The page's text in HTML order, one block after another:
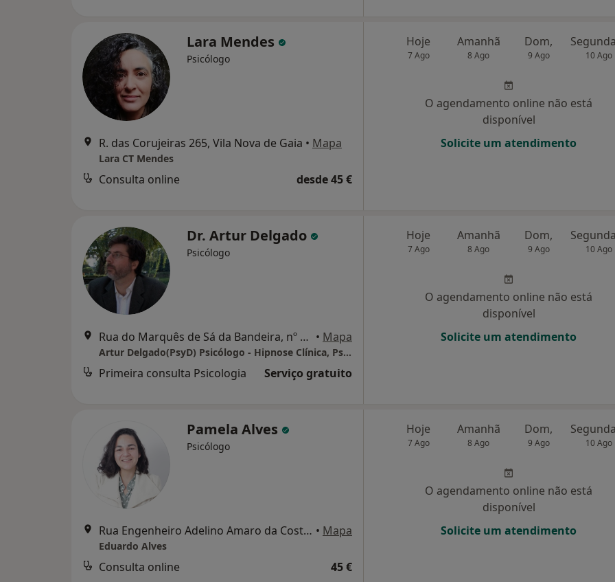
Lara Mendes
Psicólogo
R. das Corujeiras 265, Vila Nova de Gaia • Mapa
Lara CT Mendes
Consulta online desde 45 €
Hoje
7 Ago
Amanhã
8 Ago
Dom,
9 Ago 10 Ago
O agendamento online não está
disponível
Solicite um atendimento
Dr. Artur Delgado
Psicólogo
Rua do Marquês de Sá da Bandeira, nº 487, 1º Esq. , Vila Nova de Gaia • Mapa
Artur Delgado(PsyD) Psicólogo - Hipnose Clínica, Psicoterapia & Coaching
Primeira consulta Psicologia Serviço gratuito
Hoje
7 Ago
Amanhã
8 Ago
Dom,
9 Ago 10 Ago
O agendamento online não está
disponível
Solicite um atendimento
Pamela Alves
Psicólogo
Rua Engenheiro Adelino Amaro da Costa, Vila Nova de Gaia • Mapa
Eduardo Alves
Consulta online 45 €
Hoje
7 Ago
Amanhã
8 Ago
Dom,
9 Ago 10 Ago
O agendamento online não está
disponível
Solicite um atendimento